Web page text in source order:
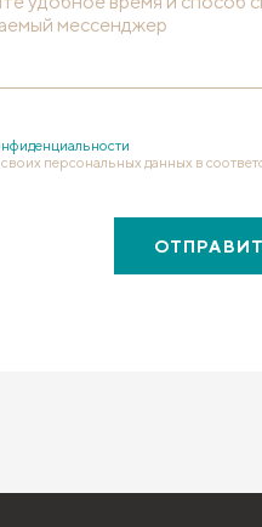
персональных данных в